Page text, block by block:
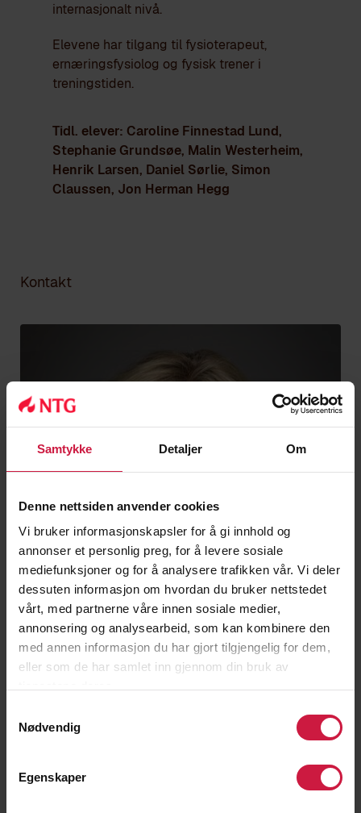
Samtykke Detaljer Om
Denne nettsiden anvender cookies
Vi bruker informasjonskapsler for å gi innhold og
annonser et personlig preg, for å levere sosiale
mediefunksjoner og for å analysere trafikken vår. Vi deler
dessuten informasjon om hvordan du bruker nettstedet
vårt, med partnerne våre innen sosiale medier,
annonsering og analysearbeid, som kan kombinere den
med annen informasjon du har gjort tilgjengelig for dem,
eller som de har samlet inn gjennom din bruk av
Nødvendig
Egenskaper
internasjonalt nivå.
Elevene har tilgang til fysioterapeut,
ernæringsfysiolog og fysisk trener i
treningstiden.
Tidl. elever: Caroline Finnestad Lund,
Stephanie Grundsøe, Malin Westerheim,
Henrik Larsen, Daniel Sørlie, Simon
Claussen, Jon Herman Hegg
Kontakt
TRENER SKYTING